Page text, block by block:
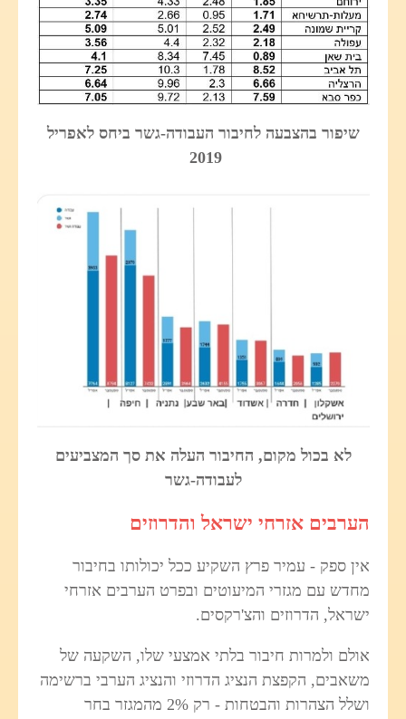
שיפור בהצבעה לחיבור העבודה-גשר ביחס לאפריל
2019
לא בכול מקום, החיבור העלה את סך המצביעים
לעבודה-גשר
הערבים אזרחי ישראל והדרוזים
אין ספק - עמיר פרץ השקיע ככל יכולותו בחיבור
מחדש עם מגזרי המיעוטים ובפרט הערבים אזרחי
ישראל, הדרוזים והצ'רקסים.
אולם ולמרות חיבור בלתי אמצעי שלו, השקעה של
משאבים, הקפצת הנציג הדרוזי והנציג הערבי ברשימה
ושלל הצהרות והבטחות - רק 2% מהמגזר בחר